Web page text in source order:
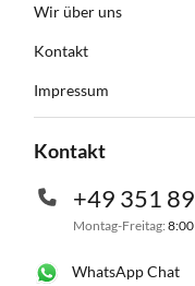
Wir über uns
Kontakt
Impressum
Kontakt
+49 351
Montag-Freitag:
WhatsApp Chat